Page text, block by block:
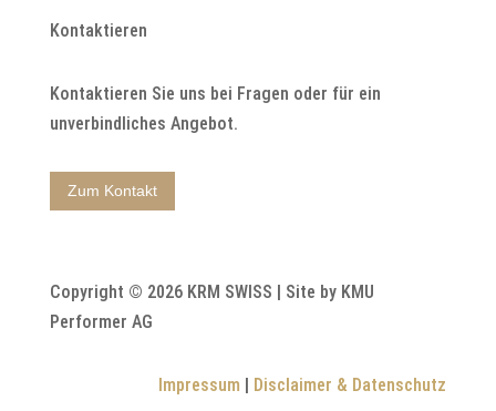
Kontaktieren
Kontaktieren Sie uns bei Fragen oder für ein
unverbindliches Angebot.
Zum Kontakt
Copyright © 2026 KRM SWISS | Site by KMU
Performer AG
Impressum | Disclaimer & Datenschutz